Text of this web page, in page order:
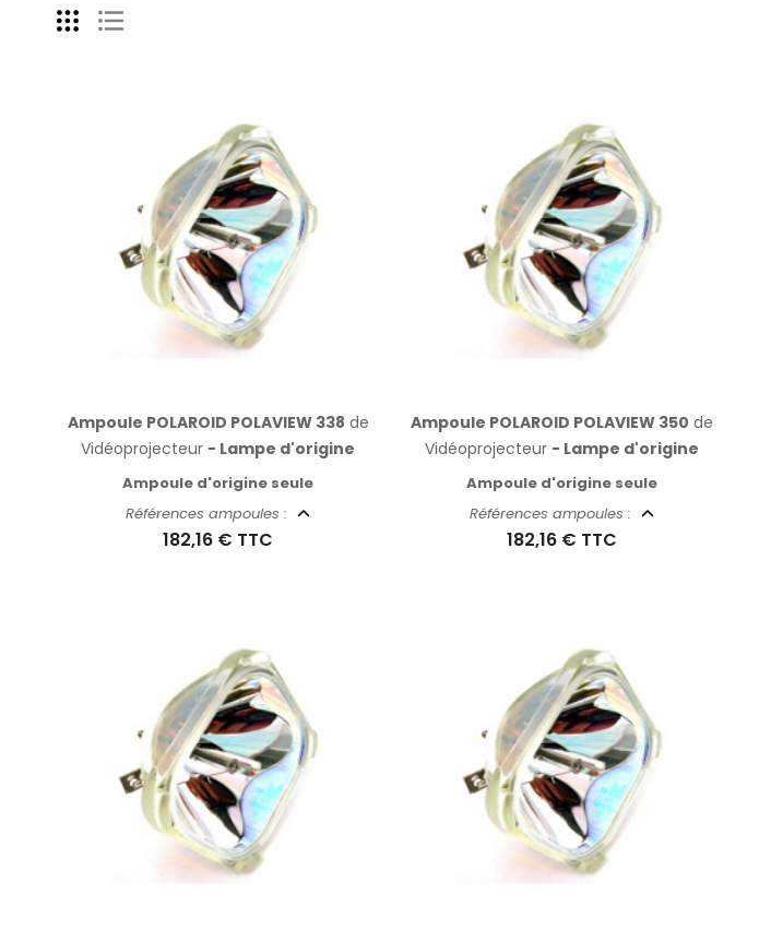
Ampoule POLAROID POLAVIEW 338 de
Vidéoprojecteur - Lampe d'origine
Ampoule d'origine seule
Références ampoules :
182,16 € TTC
Ampoule POLAROID POLAVIEW 350 de
Vidéoprojecteur - Lampe d'origine
Ampoule d'origine seule
Références ampoules :
182,16 € TTC